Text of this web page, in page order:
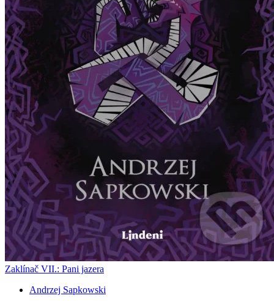
Zaklínač VII.: Pani jazera
Andrzej Sapkowski